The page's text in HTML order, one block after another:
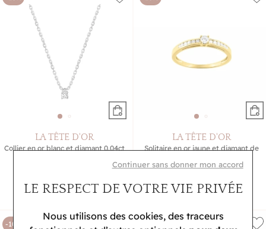
Continuer sans donner mon accord
LE RESPECT DE VOTRE VIE PRIVÉE
Nous utilisons des cookies, des traceurs
LA TÊTE D'OR
Collier en or blanc et diamant 0.04ct
Ou4x 115.88€sans frais
LA TÊTE D'OR
Solitaire en or jaune et diamant de
1 251 €
1 390 €
-10%